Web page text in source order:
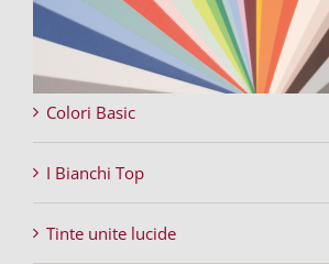
Colori Basic
I Bianchi Top
Tinte unite lucide